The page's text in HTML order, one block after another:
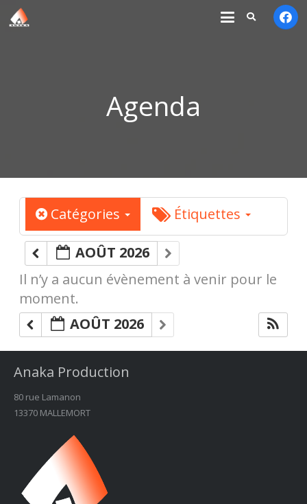
Agenda
Catégories Étiquettes
AOÛT 2026
Il n’y a aucun évènement à venir pour le
moment.
AOÛT 2026
Anaka Production
80 rue Lamanon
13370 MALLEMORT